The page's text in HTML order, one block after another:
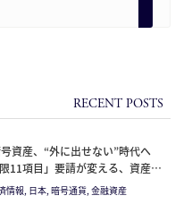
資産、“外に出せない”時代へ
項目」要請が変える、資産防
情報, 日本, 暗号通貨, 金融資産